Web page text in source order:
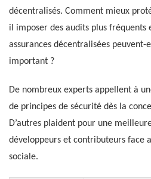
décentralisés. Comment mieux
il imposer des audits plus fréquents
assurances décentralisées
important ?
De nombreux experts appellent à
de principes de sécurité dès la
D’autres plaident pour une
développeurs et contributeurs face
sociale.